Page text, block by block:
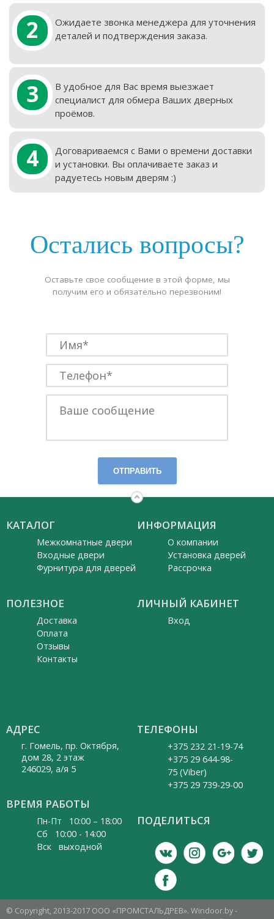
2
Ожидаете звонка менеджера для уточнения
деталей и подтверждения заказа.
3
В удобное для Вас время выезжает
специалист для обмера Ваших дверных
проёмов.
4
Договариваемся с Вами о времени доставки
и установки. Вы оплачиваете заказ и
радуетесь новым дверям :)
Остались вопросы?
Оставьте свое сообщение в этой форме, мы
получим его и обязательно перезвоним!
ОТПРАВИТЬ
КАТАЛОГ
Межкомнатные двери
Входные двери
Фурнитура для дверей
ПОЛЕЗНОЕ
Доставка
Оплата
Отзывы
Контакты
ИНФОРМАЦИЯ
О компании
Установка дверей
Рассрочка
ЛИЧНЫЙ КАБИНЕТ
Вход
АДРЕС
г. Гомель, пр. Октября,
дом 28, 2 этаж
246029, а/я 5
ВРЕМЯ РАБОТЫ
Пн-Пт 10:00 – 18:00
Cб 10:00 - 14:00
Вск выходной
ТЕЛЕФОНЫ
+375 232 21-19-74
+375 29 644-98-
75 (Viber)
+375 29 739-29-00
ПОДЕЛИТЬСЯ
© Copyright, 2013-2017 ООО «ПРОМСТАЛЬДРЕВ». Windoor.by -